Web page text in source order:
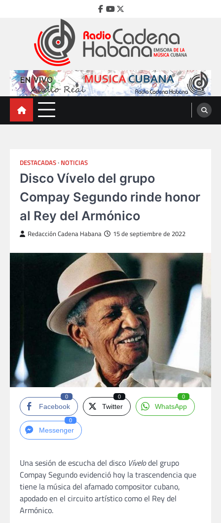
Facebook
Youtube
Twitter
Radio Cadena Habana
Emisora de la Música Cubana
DESTACADAS NOTICIAS
Disco Vívelo del grupo
Compay Segundo rinde honor
al Rey del Armónico
Redacción Cadena Habana 15 de septiembre de 2022
Facebook
0
Twitter
0
WhatsApp
0
Messenger
0
Una sesión de escucha del disco Vívelodel grupo
Compay Segundo evidenció hoy la trascendencia que
tiene la música del afamado compositor cubano,
apodado en el circuito artístico como el Rey del
Armónico.